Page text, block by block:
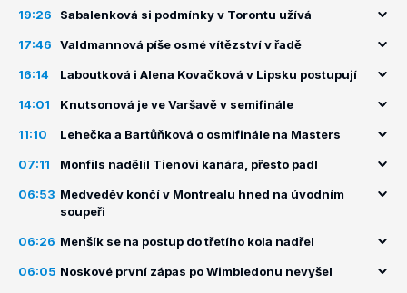
19:26 Sabalenková si podmínky v Torontu užívá
17:46 Valdmannová píše osmé vítězství v řadě
16:14 Laboutková i Alena Kovačková v Lipsku postupují
14:01 Knutsonová je ve Varšavě v semifinále
11:10 Lehečka a Bartůňková o osmifinále na Masters
07:11 Monfils nadělil Tienovi kanára, přesto padl
06:53 Medveděv končí v Montrealu hned na úvodním
soupeři
06:26 Menšík se na postup do třetího kola nadřel
06:05 Noskové první zápas po Wimbledonu nevyšel